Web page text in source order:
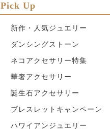
Pick Up
新作・人気ジュエリー
ダンシングストーン
ネコアクセサリー特集
華奢アクセサリー
誕生石アクセサリー
ブレスレットキャンペーン
ハワイアンジュエリー